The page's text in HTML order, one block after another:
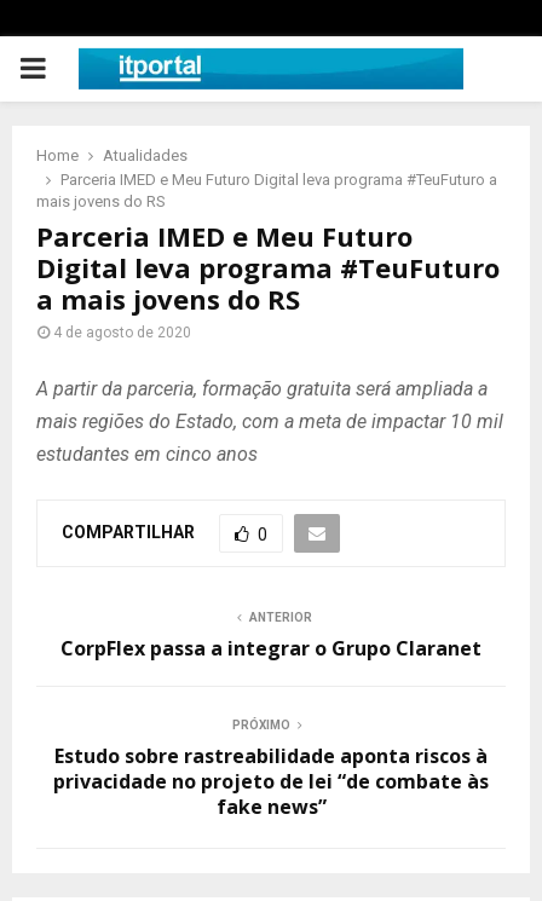
PRIMARY
Home
Atualidades
Parceria IMED e Meu Futuro Digital leva programa #TeuFuturo a
mais jovens do RS
Parceria IMED e Meu Futuro
Digital leva programa #TeuFuturo
a mais jovens do RS
4 de agosto de 2020
A partir da parceria, formação gratuita será ampliada a
mais regiões do Estado, com a meta de impactar 10 mil
estudantes em cinco anos
COMPARTILHAR 0
ANTERIOR
CorpFlex passa a integrar o Grupo Claranet
PRÓXIMO
Estudo sobre rastreabilidade aponta riscos à
privacidade no projeto de lei “de combate às
fake news”